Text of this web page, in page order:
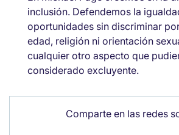
inclusión. Defendemos la
oportunidades sin discriminar
edad, religión ni orientación
cualquier otro aspecto que
considerado excluyente.
Comparte en las redes